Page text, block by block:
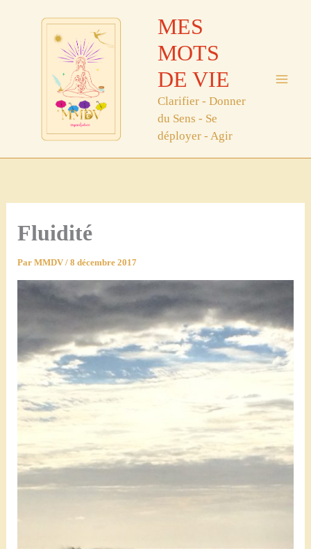
MES
MOTS
DE VIE
Clarifier - Donner
du Sens - Se
déployer - Agir
Fluidité
Par MMDV / 8 décembre 2017